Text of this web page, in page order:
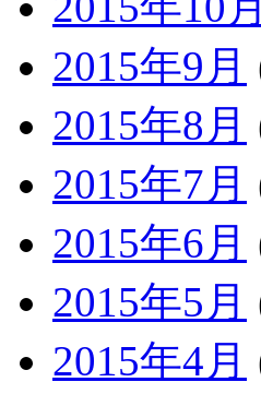
2015年9月
2015年8月
2015年7月
2015年6月
2015年5月
2015年4月